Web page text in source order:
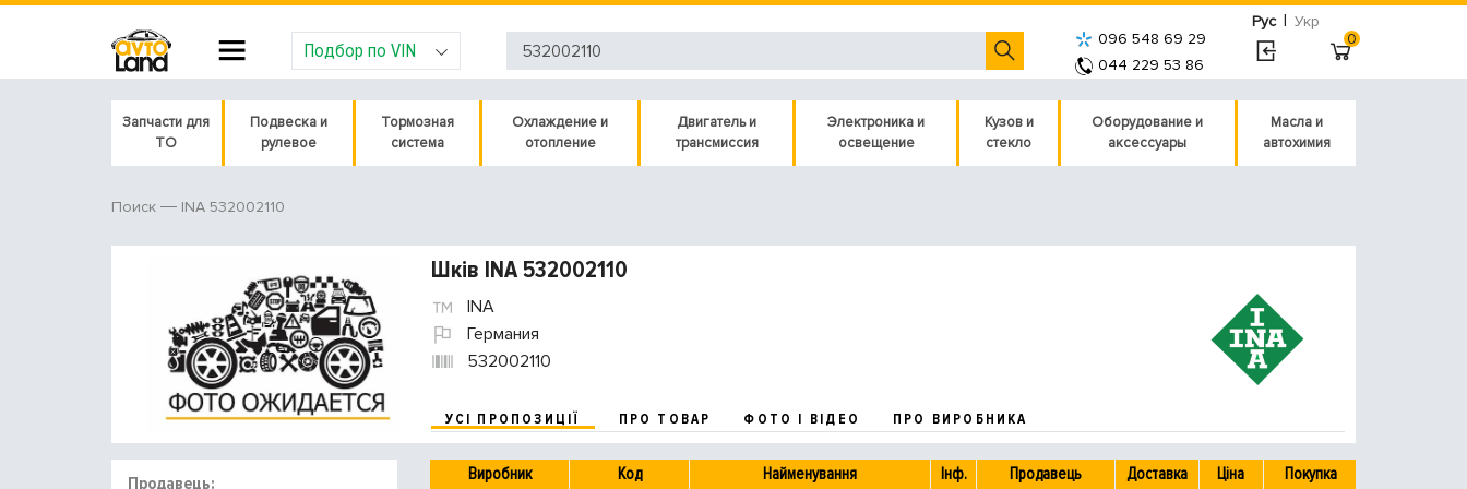
Рус | Укр
Подбор по VIN
096 548 69 29
044 229 53 86
0
Запчасти для
ТО
Подвеска и
рулевое
Тормозная
система
Охлаждение и
отопление
Двигатель и
трансмиссия
Электроника и
освещение
Кузов и
стекло
Оборудование и
аксессуары
Масла и
автохимия
Поиск INA 532002110
Шків INA 532002110
INA
Германия
532002110
УСІ ПРОПОЗИЦІЇ ПРО ТОВАР ФОТО І ВІДЕО ПРО ВИРОБНИКА
Продавець: Виробник Код Найменування Інф. Продавець Доставка Ціна Покупка